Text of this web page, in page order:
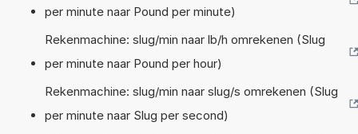
per minute naar Pound per minute)
Rekenmachine: slug/min naar lb/h omrekenen (Slug
per minute naar Pound per hour)
Rekenmachine: slug/min naar slug/s omrekenen (Slug
per minute naar Slug per second)